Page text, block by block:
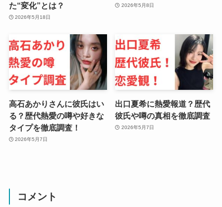
た“変化”とは？
2026年5月18日
2026年5月8日
高石あかりさんに彼氏はい
る？歴代熱愛の噂や好きな
タイプを徹底調査！
2026年5月7日
出口夏希に熱愛報道？歴代
彼氏や噂の真相を徹底調査
2026年5月7日
コメント